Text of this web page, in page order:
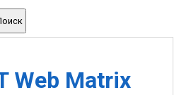
Web Matrix